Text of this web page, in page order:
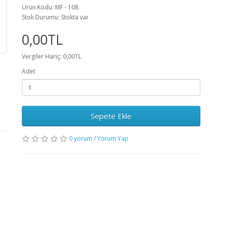
Ürün Kodu: MF - 108
Stok Durumu: Stokta var
0,00TL
Vergiler Hariç: 0,00TL
Adet
Sepete Ekle
0 yorum /Yorum Yap